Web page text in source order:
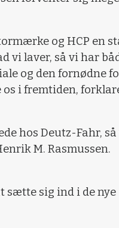
og HCP en
vi laver, så vi har
og den fornødne
i fremtiden,
hos Deutz-Fahr,
M. Rasmussen.
sætte sig ind i de nye